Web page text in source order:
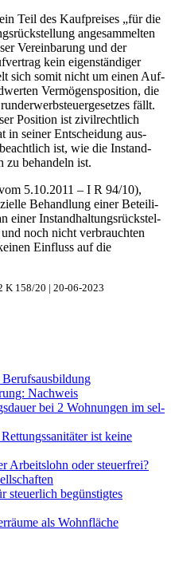
Teil des Kauf­prei­ses „für die
ange­sam­mel­ten
Ver­ein­ba­rung und der
kein eigen­stän­di­ger
sich somit nicht um einen Auf­
Ver­mö­gens­po­si­ti­on, die
fällt.
Posi­ti­on ist zivil­recht­lich
in sei­ner Ent­schei­dung aus­
ist, wie die Instand­
zu behan­deln ist.
5.10.2011 – I R 94/10),
Behand­lung einer Betei­li­
einer Instand­hal­tungs­rück­stel­
noch nicht ver­brauch­ten
Ein­fluss auf die
K 158/20 | 20-06-2023
Nachweis
bei 2 Woh­nun­gen im sel­
ist kei­ne
Arbeits­lohn oder steuerfrei?
steu­er­lich begüns­tig­tes
als Wohnfläche